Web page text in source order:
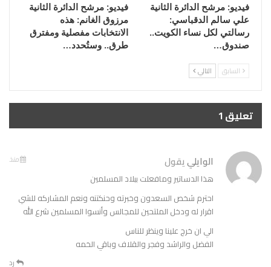
فيديو: مرشح الدائرة الثانية
علي سالم الدقباسي:
رسالتي لكل نساء الكويت..
صندوق…
فيديو: مرشح الدائرة الثانية
مرزوق الغانم: هذه
الانتخابات مفصلية ومفترق
طرق.. وستُحدد…
السابق التالي
تعليق 1
الوايلييقول منذ
هذا الدساتير ومافعلت ببلاد المسلمين
احترم شخص السعدون وخبرته وحنكتنه ونعم المشاركه للشي
اقرار له ودخل الملتحين للمجالس وأنسوا المسلمين شرع الله
الي ان خرج علينا وينظر للناس
الفضل والراشد وفجر والقلاف وباقي الخمه
رد